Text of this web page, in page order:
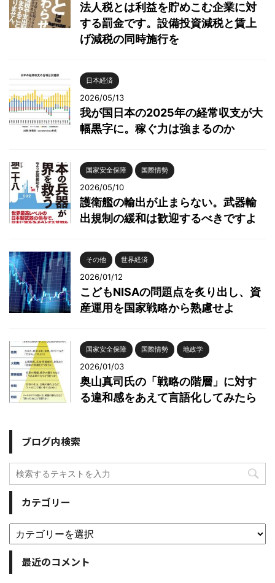
法人税とは利益を貯めこむ企業に対
する罰金です。設備投資減税と賃上
げ減税の同時施行を
日本経済
2026/05/13
我が国日本の2025年の経常収支が大
幅黒字に。稼ぐ力は強まるのか
国家安全保障 国際情勢
2026/05/10
護衛艦の輸出が止まらない。武器輸
出規制の緩和は歓迎するべきですよ
その他 世界経済
2026/01/12
こどもNISAの問題点を炙り出し、資
産運用を国家戦略から熟慮せよ
国家安全保障 国際情勢 地政学
2026/01/03
奥山真司氏の「戦略の階層」に対す
る違和感をあえて言語化してみたら
ブログ内検索
カテゴリー
最近のコメント